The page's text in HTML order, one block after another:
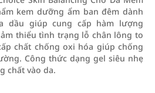
kem dưỡng ẩm ban đêm dành
dầu giúp cung cấp hàm lượng
thiểu tình trạng lỗ chân lông to
chất chống oxi hóa giúp chống
Công thức dạng gel siêu nhẹ
chất vào da.